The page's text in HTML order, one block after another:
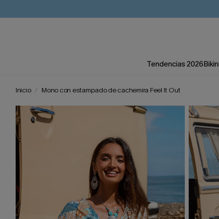
Tendencias 2026
Inicio Mono con estampado de cachemira Feel It Out